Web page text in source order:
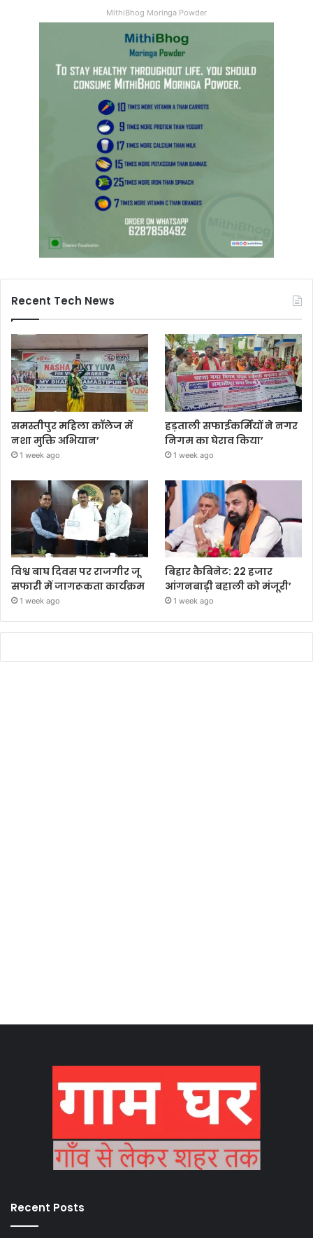
MithiBhog Moringa Powder
Recent Tech News
समस्तीपुर महिला कॉलेज में
नशा मुक्ति अभियान’
1 week ago
हड़ताली सफाईकर्मियों ने नगर
निगम का घेराव किया’
1 week ago
विश्व बाघ दिवस पर राजगीर जू
सफारी में जागरूकता कार्यक्रम
1 week ago
बिहार कैबिनेट: 22 हजार
आंगनबाड़ी बहाली को मंजूरी’
1 week ago
Recent Posts